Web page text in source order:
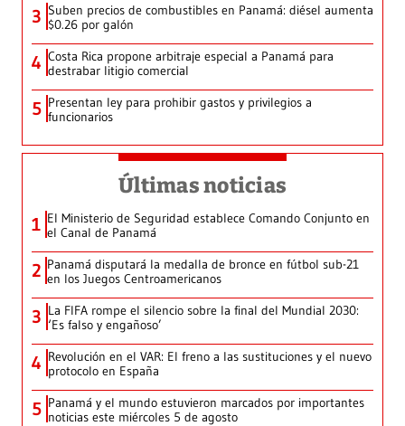
3 Suben precios de combustibles en Panamá: diésel aumenta
$0.26 por galón
4 Costa Rica propone arbitraje especial a Panamá para
destrabar litigio comercial
5 Presentan ley para prohibir gastos y privilegios a
funcionarios
Últimas noticias
1 El Ministerio de Seguridad establece Comando Conjunto en
el Canal de Panamá
2 Panamá disputará la medalla de bronce en fútbol sub-21
en los Juegos Centroamericanos
3 La FIFA rompe el silencio sobre la final del Mundial 2030:
‘Es falso y engañoso’
4 Revolución en el VAR: El freno a las sustituciones y el nuevo
protocolo en España
5 Panamá y el mundo estuvieron marcados por importantes
noticias este miércoles 5 de agosto